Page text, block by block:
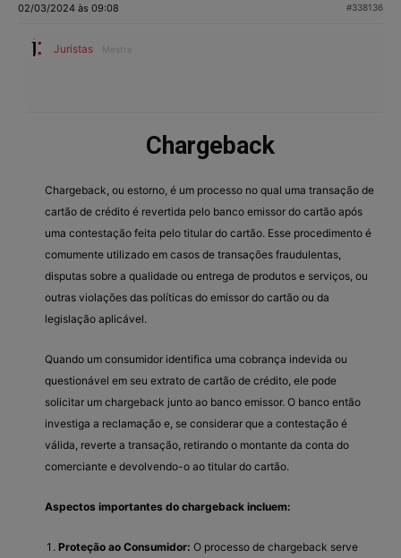
02/03/2024 às 09:08 #338136
Juristas Mestre
Chargeback
Chargeback, ou estorno, é um processo no qual uma transação de
cartão de crédito é revertida pelo banco emissor do cartão após
uma contestação feita pelo titular do cartão. Esse procedimento é
comumente utilizado em casos de transações fraudulentas,
disputas sobre a qualidade ou entrega de produtos e serviços, ou
outras violações das políticas do emissor do cartão ou da
legislação aplicável.
Quando um consumidor identifica uma cobrança indevida ou
questionável em seu extrato de cartão de crédito, ele pode
solicitar um chargeback junto ao banco emissor. O banco então
investiga a reclamação e, se considerar que a contestação é
válida, reverte a transação, retirando o montante da conta do
comerciante e devolvendo-o ao titular do cartão.
Aspectos importantes do chargeback incluem:
Proteção ao Consumidor: O processo de chargeback serve